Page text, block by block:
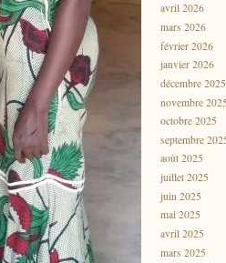
avril 2026
mars 2026
février 2026
janvier 2026
décembre 2025
novembre 2025
octobre 2025
septembre
août 2025
juillet 2025
juin 2025
mai 2025
avril 2025
mars 2025